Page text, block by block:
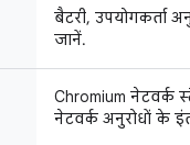
बैटरी, उपयोगकर्ता
जानें.
Chromium नेटवर्क
नेटवर्क अनुरोधों के